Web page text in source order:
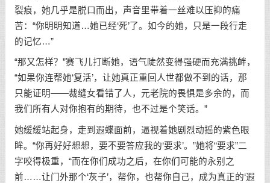
裂痕，她几乎是脱口而出，声音里带着一丝难以压抑的痛
苦：“你明明知道…她已经‘死’了。如今的她，只是一段行走
的记忆…”
“那又怎样？”赛飞儿打断她，语气陡然变得强硬而充满挑衅，
“如果你连帮她‘复活’，让她真正重回人世都做不到的话，那
只能证明——裁缝女看错了人，元老院的畏惧是多余的，而
我们所有人对你抱有的期待，也不过是个笑话。”
她缓缓站起身，走到遐蝶面前，逼视着她剧烈动摇的紫色眼
眸。“你再好好想想，要不要答应我的‘要求’。”她将“要求”二
字咬得极重，“而在你们成功之后，在你们可能的永别之
前……让门外那个‘灰子’，帮你，也帮你自己，成为真正的‘遐